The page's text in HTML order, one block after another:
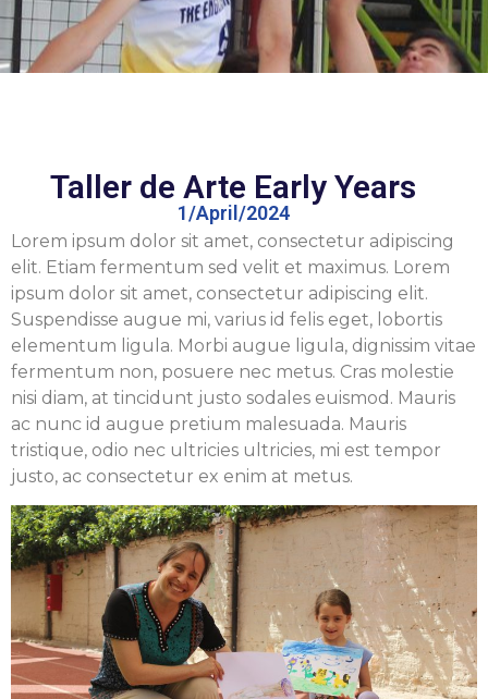
Taller de Arte Early Years
1/April/2024
Lorem ipsum dolor sit amet, consectetur adipiscing
elit. Etiam fermentum sed velit et maximus. Lorem
ipsum dolor sit amet, consectetur adipiscing elit.
Suspendisse augue mi, varius id felis eget, lobortis
elementum ligula. Morbi augue ligula, dignissim vitae
fermentum non, posuere nec metus. Cras molestie
nisi diam, at tincidunt justo sodales euismod. Mauris
ac nunc id augue pretium malesuada. Mauris
tristique, odio nec ultricies ultricies, mi est tempor
justo, ac consectetur ex enim at metus.